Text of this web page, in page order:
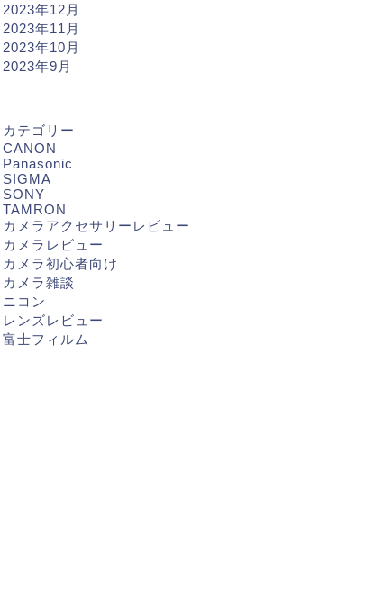
2023年12月
2023年11月
2023年10月
2023年9月
カテゴリー
CANON
Panasonic
SIGMA
SONY
TAMRON
カメラアクセサリーレビュー
カメラレビュー
カメラ初心者向け
カメラ雑談
ニコン
レンズレビュー
富士フィルム